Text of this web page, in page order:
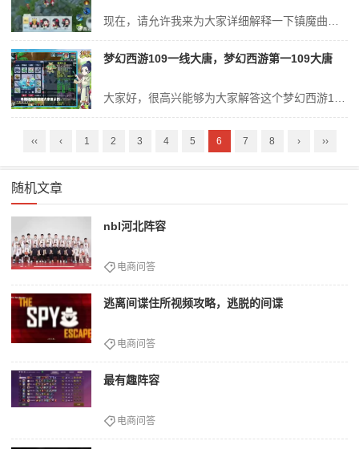
梦幻西游109一线大唐，梦幻西游第一109大唐
‹‹ ‹ 1 2 3 4 5 6 7 8 › ››
随机文章
nbl河北阵容
电商问答
逃离间谍住所视频攻略，逃脱的间谍
电商问答
最有趣阵容
电商问答